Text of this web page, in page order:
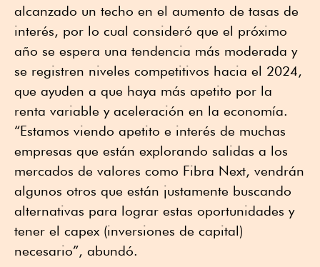
alcanzado un techo en el aumento de tasas de
interés, por lo cual consideró que el próximo
año se espera una tendencia más moderada y
se registren niveles competitivos hacia el 2024,
que ayuden a que haya más apetito por la
renta variable y aceleración en la economía.
“Estamos viendo apetito e interés de muchas
empresas que están explorando salidas a los
mercados de valores como Fibra Next, vendrán
algunos otros que están justamente buscando
alternativas para lograr estas oportunidades y
tener el capex (inversiones de capital)
necesario”, abundó.